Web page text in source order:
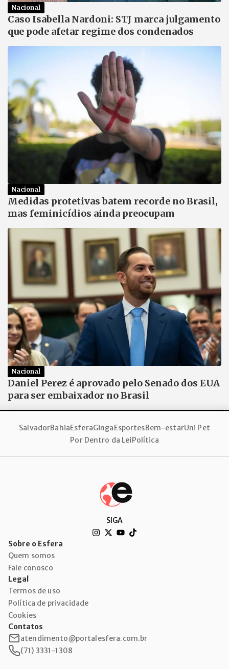
Nacional
Caso Isabella Nardoni: STJ marca julgamento
que pode afetar regime dos condenados
Nacional
Medidas protetivas batem recorde no Brasil,
mas feminicídios ainda preocupam
Nacional
Daniel Perez é aprovado pelo Senado dos EUA
para ser embaixador no Brasil
SalvadorBahiaEsferaGingaEsportesBem-estarUni Pet
Por Dentro da LeiPolítica
SIGA
Sobre o Esfera
Quem somos
Fale conosco
Legal
Termos de uso
Política de privacidade
Cookies
Contatos
atendimento@portalesfera.com.br
(71) 3331-1308